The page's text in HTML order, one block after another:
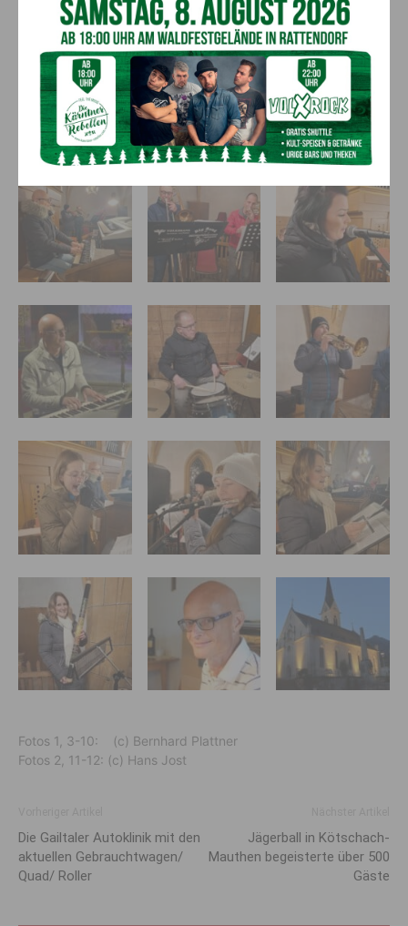
Gerade erst zu Weihnachten 2024 hatPlattnermit seiner
langjährigen, diesmal sogar 10-köpfigen, ODV-Gruppe sein
umfassendes musikalisches Organisationstalent eindrucksvoll
unter Beweis gestellt.
Bildergalerie
Fotos 1, 3-10: (c) Bernhard Plattner
Fotos 2, 11-12: (c) Hans Jost
Die Gailtaler Autoklinik mit den
aktuellen Gebrauchtwagen/
Quad/ Roller
Jägerball in Kötschach-
Mauthen begeisterte über 500
Gäste